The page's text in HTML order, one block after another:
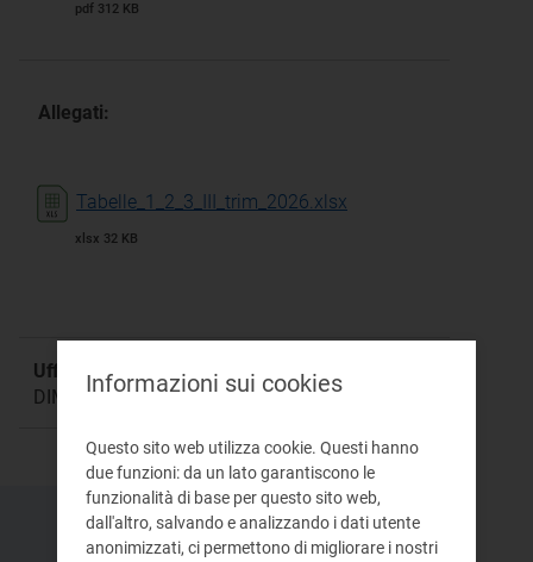
pdf 312 KB
Allegati:
Tabelle_1_2_3_III_trim_2026.xlsx
xlsx 32 KB
Ufficio responsabile:
DIME-mrtInformazioni sui cookies
Questo sito web utilizza cookie. Questi hanno
due funzioni: da un lato garantiscono le
funzionalità di base per questo sito web,
dall'altro, salvando e analizzando i dati utente
anonimizzati, ci permettono di migliorare i nostri